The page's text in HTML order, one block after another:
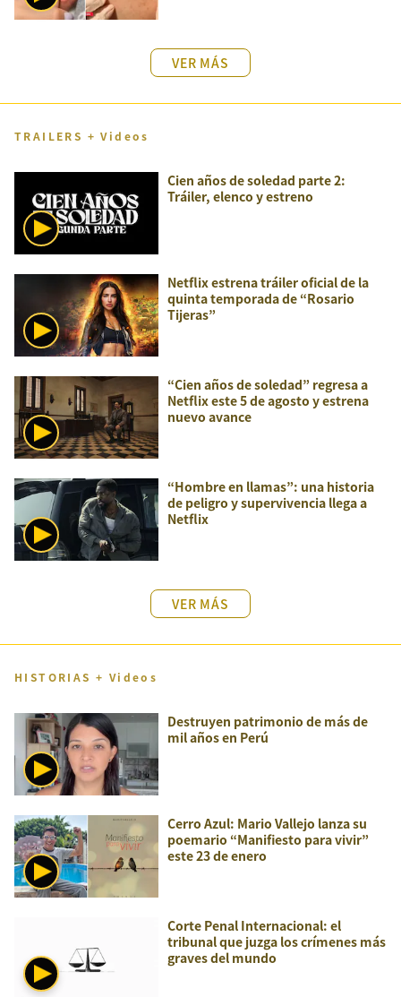
VER MÁS
TRAILERS + Videos
Cien años de soledad parte 2:
Tráiler, elenco y estreno
Netflix estrena tráiler oficial de la
quinta temporada de “Rosario
Tijeras”
“Cien años de soledad” regresa a
Netflix este 5 de agosto y estrena
nuevo avance
“Hombre en llamas”: una historia
de peligro y supervivencia llega a
Netflix
VER MÁS
HISTORIAS + Videos
Destruyen patrimonio de más de
mil años en Perú
Cerro Azul: Mario Vallejo lanza su
poemario “Manifiesto para vivir”
este 23 de enero
Corte Penal Internacional: el
tribunal que juzga los crímenes más
graves del mundo